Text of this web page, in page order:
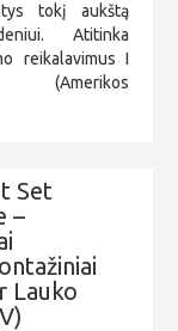
tokį aukštą
Atitinka
reikalavimus I
(Amerikos
Set
–
Lauko